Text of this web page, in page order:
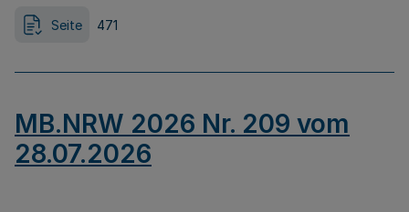
Seite 471
MB.NRW 2026 Nr. 209 vom
28.07.2026